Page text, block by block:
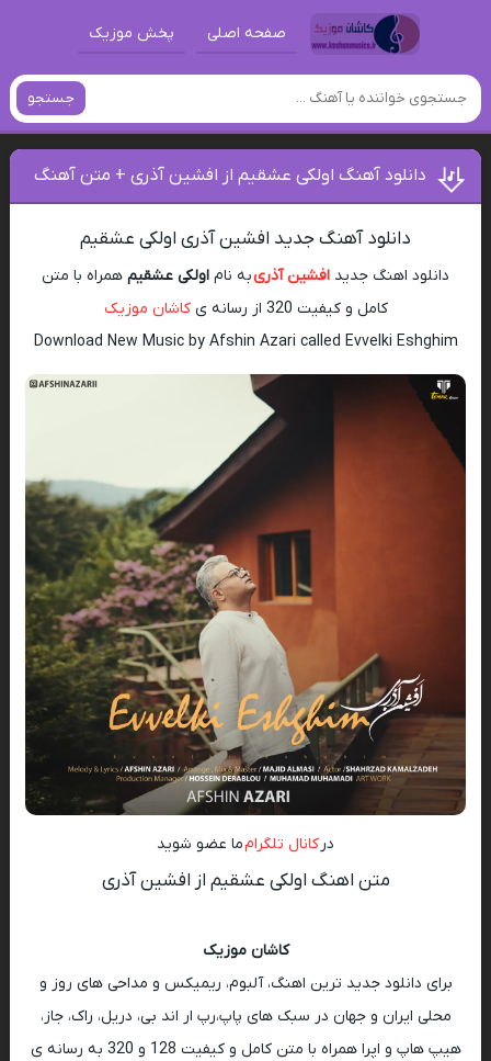
صفحه اصلی پخش موزیک
جستجو
دانلود آهنگ اولکی عشقیم از افشین آذری + متن آهنگ
دانلود آهنگ جدید افشین آذری اولکی عشقیم
دانلود اهنگ جدید افشین آذریبه نام اولکی عشقیم همراه با متن
کامل و کیفیت 320 از رسانه ی
کاشان موزیک
Download New Music by Afshin Azari called Evvelki Eshghim
در کانال تلگرامما عضو شوید
متن اهنگ اولکی عشقیم از افشین آذری
کاشان موزیک
برای دانلود جدید ترین اهنگ، آلبوم، ریمیکس و مداحی های روز و
محلی ایران و جهان در سبک های پاپ،رپ ار اند بی، دریل، راک، جاز،
هیپ هاپ و اپرا همراه با متن کامل و کیفیت 128 و 320 به رسانه ی